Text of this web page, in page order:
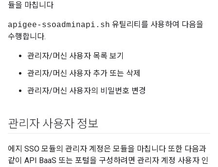
듈을 마칩니다
apigee-ssoadminapi.sh 유틸리티를 사용하여 다음을
수행합니다.
관리자/머신 사용자 목록 보기
관리자/머신 사용자 추가 또는 삭제
관리자/머신 사용자의 비밀번호 변경
관리자 사용자 정보
에지 SSO 모듈의 관리자 계정은 모듈을 마칩니다 또한 다음과
같이 API BaaS 또는 포털을 구성하려면 관리자 계정 사용자 인